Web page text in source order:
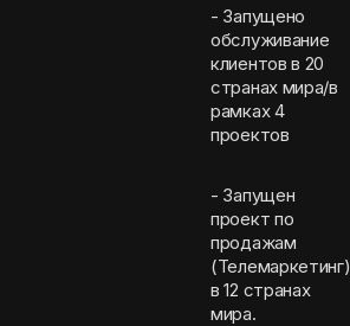
- Запущено
обслуживание
клиентов в 20
странах мира/в
рамках 4
проектов
- Запущен
проект по
продажам
(Телемаркетинг)
в 12 странах
мира.